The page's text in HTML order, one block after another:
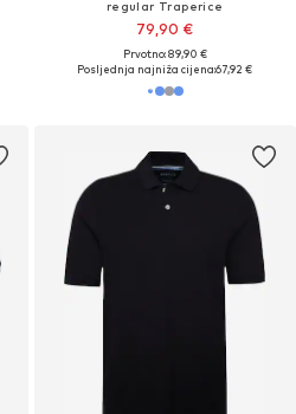
regular Traperice
79,90 €
Prvotno: 89,90 €
Posljednja najniža cijena:67,92 €